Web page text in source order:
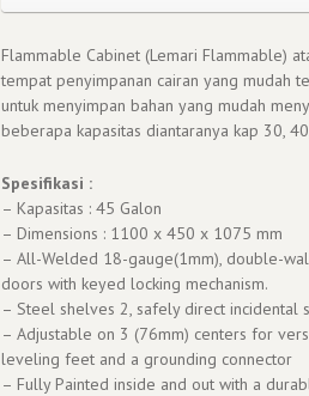
Flammable Cabinet (Lemari Flammable)
tempat penyimpanan cairan yang mudah
untuk menyimpan bahan yang mudah
beberapa kapasitas diantaranya kap 30,
Spesifikasi :
– Kapasitas : 45 Galon
– Dimensions : 1100 x 450 x 1075 mm
– All-Welded 18-gauge(1mm), double-
doors with keyed locking mechanism.
– Steel shelves 2, safely direct incidental
– Adjustable on 3 (76mm) centers for
leveling feet and a grounding connector
– Fully Painted inside and out with a